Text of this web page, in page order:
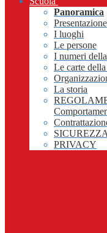
Panoramica
Presentazione
I luoghi
Le persone
I numeri
Le carte
La storia
PRIVACY